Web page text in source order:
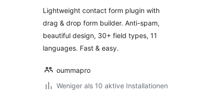
Lightweight contact form plugin with
drag & drop form builder. Anti-spam,
beautiful design, 30+ field types, 11
languages. Fast & easy.
oummapro
Weniger als 10 aktive Installationen